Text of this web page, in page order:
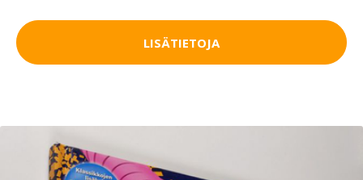
LISÄTIETOJA